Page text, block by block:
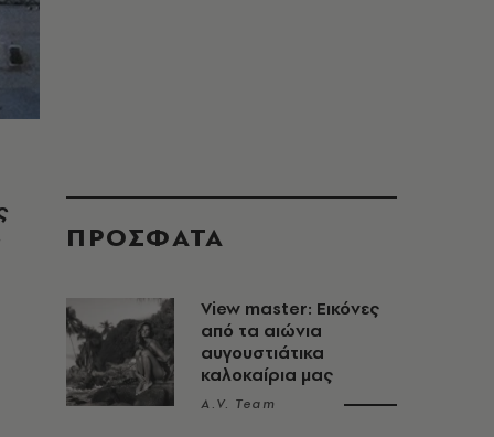
ΠΡΟΣΦΑΤΑ
View master: Εικόνες
από τα αιώνια
αυγουστιάτικα
καλοκαίρια μας
A.V. Team